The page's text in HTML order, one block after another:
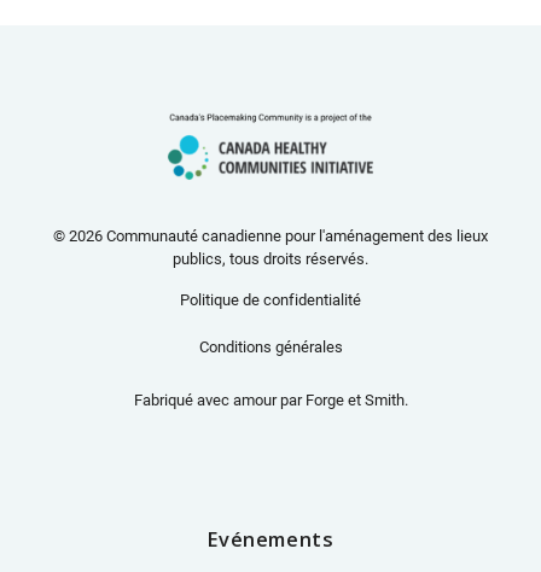
© 2026 Communauté canadienne pour l'aménagement des lieux
publics, tous droits réservés.
Politique de confidentialité
Conditions générales
Fabriqué avec amour parForge et Smith.
Evénements